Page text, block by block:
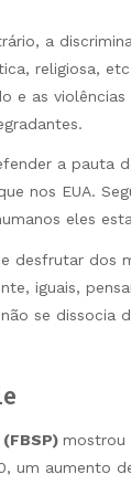
a
religiosa,
e as
a pauta
nos EUA.
eles
desfrutar dos
iguais,
se dissocia
mostrou
um aumento